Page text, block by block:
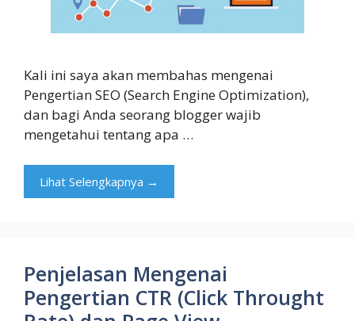
Kali ini saya akan membahas mengenai
Pengertian SEO (Search Engine Optimization),
dan bagi Anda seorang blogger wajib
mengetahui tentang apa …
Lihat Selengkapnya →
Penjelasan Mengenai
Pengertian CTR (Click Throught